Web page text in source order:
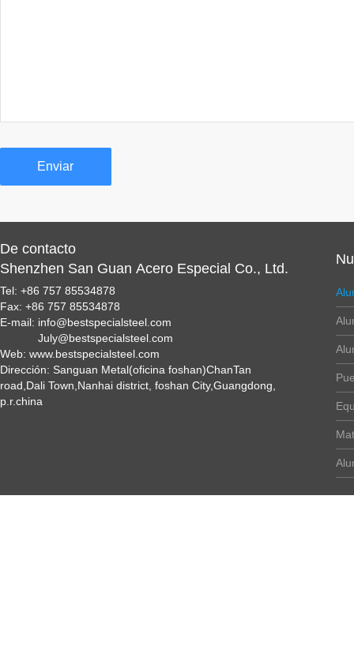
De contacto
Shenzhen San Guan Acero Especial Co., Ltd.
Tel: +86 757 85534878
Fax: +86 757 85534878
E-mail: info@bestspecialsteel.com
July@bestspecialsteel.com
Web: www.bestspecialsteel.com
Dirección: Sanguan Metal(oficina foshan)ChanTan
road,Dali Town,Nanhai district, foshan City,Guangdong,
p.r.china